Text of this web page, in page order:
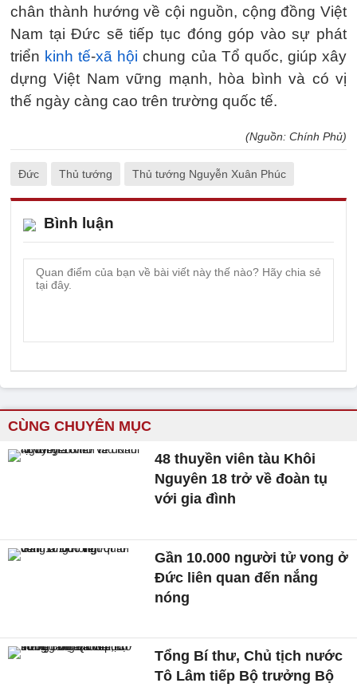
chân thành hướng về cội nguồn, cộng đồng Việt
Nam tại Đức sẽ tiếp tục đóng góp vào sự phát
triển kinh tế-xã hội chung của Tổ quốc, giúp xây
dựng Việt Nam vững mạnh, hòa bình và có vị
thế ngày càng cao trên trường quốc tế.
(Nguồn: Chính Phủ)
Đức Thủ tướng Thủ tướng Nguyễn Xuân Phúc
Bình luận
CÙNG CHUYÊN MỤC
48 thuyền viên tàu Khôi
Nguyên 18 trở về đoàn tụ
với gia đình
Gần 10.000 người tử vong ở
Đức liên quan đến nắng
nóng
Tổng Bí thư, Chủ tịch nước
Tô Lâm tiếp Bộ trưởng Bộ